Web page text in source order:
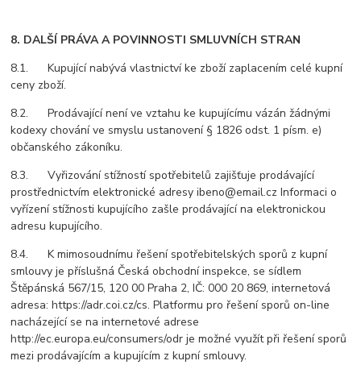
8. DALŠÍ PRÁVA A POVINNOSTI SMLUVNÍCH STRAN
8.1. Kupující nabývá vlastnictví ke zboží zaplacením celé kupní
ceny zboží.
8.2. Prodávající není ve vztahu ke kupujícímu vázán žádnými
kodexy chování ve smyslu ustanovení § 1826 odst. 1 písm. e)
občanského zákoníku.
8.3. Vyřizování stížností spotřebitelů zajišťuje prodávající
prostřednictvím elektronické adresy ibeno@email.cz Informaci o
vyřízení stížnosti kupujícího zašle prodávající na elektronickou
adresu kupujícího.
8.4. K mimosoudnímu řešení spotřebitelských sporů z kupní
smlouvy je příslušná Česká obchodní inspekce, se sídlem
Štěpánská 567/15, 120 00 Praha 2, IČ: 000 20 869, internetová
adresa: https://adr.coi.cz/cs. Platformu pro řešení sporů on-line
nacházející se na internetové adrese
http://ec.europa.eu/consumers/odr je možné využít při řešení sporů
mezi prodávajícím a kupujícím z kupní smlouvy.